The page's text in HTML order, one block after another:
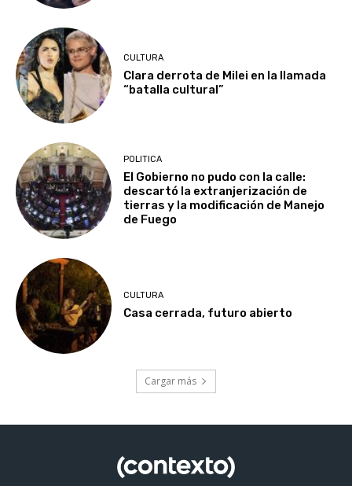
CULTURA
Clara derrota de Milei en la llamada
“batalla cultural”
POLITICA
El Gobierno no pudo con la calle:
descartó la extranjerización de
tierras y la modificación de Manejo
de Fuego
CULTURA
Casa cerrada, futuro abierto
Cargar más